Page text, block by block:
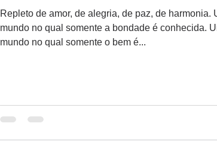
Repleto de amor, de alegria, de paz, de harmonia.
mundo no qual somente a bondade é conhecida.
mundo no qual somente o bem é...